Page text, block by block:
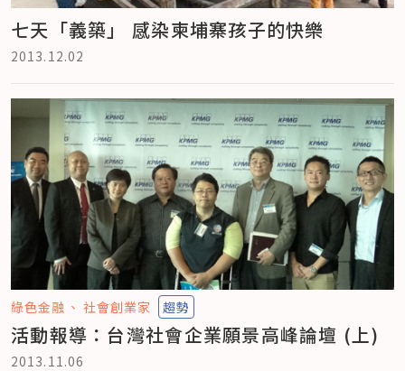
七天「義築」 感染柬埔寨孩子的快樂
2013.12.02
綠色金融 社會創業家 趨勢
活動報導：台灣社會企業願景高峰論壇 (上)
2013.11.06